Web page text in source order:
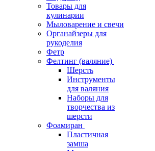
Товары для
кулинарии
Мыловарение и свечи
Органайзеры для
рукоделия
Фетр
Фелтинг (валяние)
Шерсть
Инструменты
для валяния
Наборы для
творчества из
шерсти
Фоамиран
Пластичная
замша